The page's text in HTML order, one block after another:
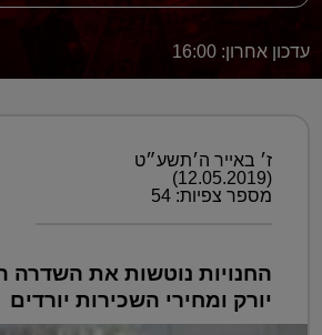
עדכון אחרון: 16:00
ז׳ באייר ה׳תשע״ט
(12.05.2019)
מספר צפיות: 54
החנויות נוטשות את השדרה
יורק ומחירי השכירות יורדים